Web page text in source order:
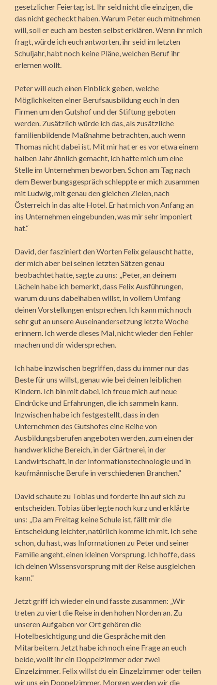
gesetzlicher Feiertag ist. Ihr seid nicht die einzigen, die
das nicht gecheckt haben. Warum Peter euch mitnehmen
will, soll er euch am besten selbst erklären. Wenn ihr mich
fragt, würde ich euch antworten, ihr seid im letzten
Schuljahr, habt noch keine Pläne, welchen Beruf ihr
erlernen wollt.
Peter will euch einen Einblick geben, welche
Möglichkeiten einer Berufsausbildung euch in den
Firmen um den Gutshof und der Stiftung geboten
werden. Zusätzlich würde ich das, als zusätzliche
familienbildende Maßnahme betrachten, auch wenn
Thomas nicht dabei ist. Mit mir hat er es vor etwa einem
halben Jahr ähnlich gemacht, ich hatte mich um eine
Stelle im Unternehmen beworben. Schon am Tag nach
dem Bewerbungsgespräch schleppte er mich zusammen
mit Ludwig, mit genau den gleichen Zielen, nach
Österreich in das alte Hotel. Er hat mich von Anfang an
ins Unternehmen eingebunden, was mir sehr imponiert
hat.“
David, der fasziniert den Worten Felix gelauscht hatte,
der mich aber bei seinen letzten Sätzen genau
beobachtet hatte, sagte zu uns: „Peter, an deinem
Lächeln habe ich bemerkt, dass Felix Ausführungen,
warum du uns dabeihaben willst, in vollem Umfang
deinen Vorstellungen entsprechen. Ich kann mich noch
sehr gut an unsere Auseinandersetzung letzte Woche
erinnern. Ich werde dieses Mal, nicht wieder den Fehler
machen und dir widersprechen.
Ich habe inzwischen begriffen, dass du immer nur das
Beste für uns willst, genau wie bei deinen leiblichen
Kindern. Ich bin mit dabei, ich freue mich auf neue
Eindrücke und Erfahrungen, die ich sammeln kann.
Inzwischen habe ich festgestellt, dass in den
Unternehmen des Gutshofes eine Reihe von
Ausbildungsberufen angeboten werden, zum einen der
handwerkliche Bereich, in der Gärtnerei, in der
Landwirtschaft, in der Informationstechnologie und in
kaufmännische Berufe in verschiedenen Branchen.“
David schaute zu Tobias und forderte ihn auf sich zu
entscheiden. Tobias überlegte noch kurz und erklärte
uns: „Da am Freitag keine Schule ist, fällt mir die
Entscheidung leichter, natürlich komme ich mit. Ich sehe
schon, du hast, was Informationen zu Peter und seiner
Familie angeht, einen kleinen Vorsprung. Ich hoffe, dass
ich deinen Wissensvorsprung mit der Reise ausgleichen
kann.“
Jetzt griff ich wieder ein und fasste zusammen: „Wir
treten zu viert die Reise in den hohen Norden an. Zu
unseren Aufgaben vor Ort gehören die
Hotelbesichtigung und die Gespräche mit den
Mitarbeitern. Jetzt habe ich noch eine Frage an euch
beide, wollt ihr ein Doppelzimmer oder zwei
Einzelzimmer. Felix willst du ein Einzelzimmer oder teilen
wir uns ein Doppelzimmer. Morgen werden wir die